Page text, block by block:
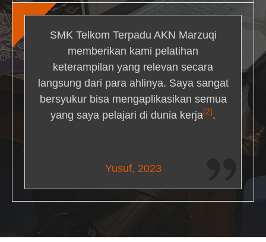
SMK Telkom Terpadu AKN Marzuqi
memberikan kami pelatihan
keterampilan yang relevan secara
langsung dari para ahlinya. Saya sangat
bersyukur bisa mengaplikasikan semua
yang saya pelajari di dunia kerja[2] .
Yusuf, 2023